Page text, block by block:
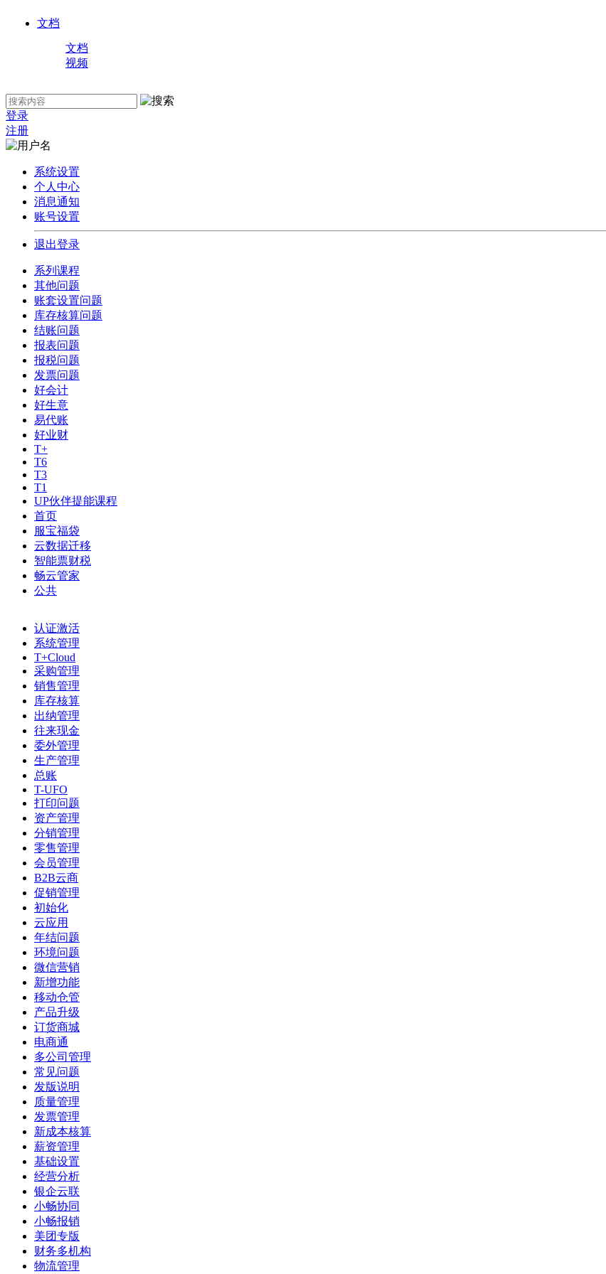
文档
文档
视频
登录
注册
系统设置
个人中心
消息通知
账号设置
退出登录
系列课程
其他问题
账套设置问题
库存核算问题
结账问题
报表问题
报税问题
发票问题
好会计
好生意
易代账
好业财
T+
T6
T3
T1
UP伙伴提能课程
首页
服宝福袋
云数据迁移
智能票财税
畅云管家
公共
认证激活
系统管理
T+Cloud
采购管理
销售管理
库存核算
出纳管理
往来现金
委外管理
生产管理
总账
T-UFO
打印问题
资产管理
分销管理
零售管理
会员管理
B2B云商
促销管理
初始化
云应用
年结问题
环境问题
微信营销
新增功能
移动仓管
产品升级
订货商城
电商通
多公司管理
常见问题
发版说明
质量管理
发票管理
新成本核算
薪资管理
基础设置
经营分析
银企云联
小畅协同
小畅报销
美团专版
财务多机构
物流管理